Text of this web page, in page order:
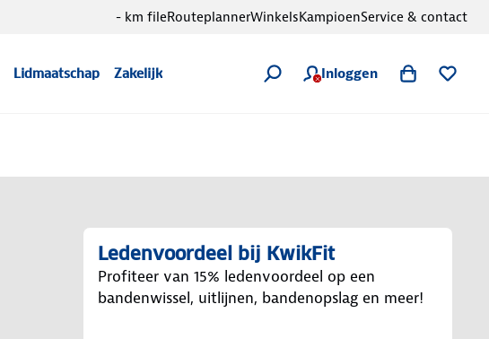
Lidmaatschap Zakelijk Inloggen
- km fileRouteplannerWinkelsKampioenService & contact
Ledenvoordeel bij KwikFit
Profiteer van 15% ledenvoordeel op een
bandenwissel, uitlijnen, bandenopslag en meer!